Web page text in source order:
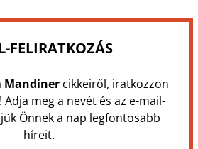
FELIRATKOZÁS
Mandinercikkeiről, iratkozzon
meg a nevét és az e-mail-
Önnek a nap legfontosabb
híreit.